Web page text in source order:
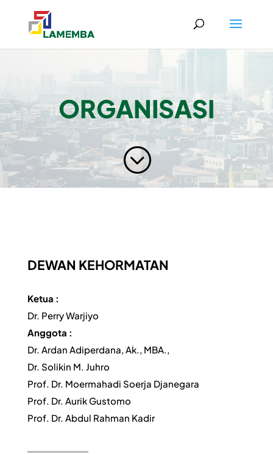
ORGANISASI
;
DEWAN KEHORMATAN
Ketua :
Dr. Perry Warjiyo
Anggota :
Dr. Ardan Adiperdana, Ak., MBA.,
Dr. Solikin M. Juhro
Prof. Dr. Moermahadi Soerja Djanegara
Prof. Dr. Aurik Gustomo
Prof. Dr. Abdul Rahman Kadir